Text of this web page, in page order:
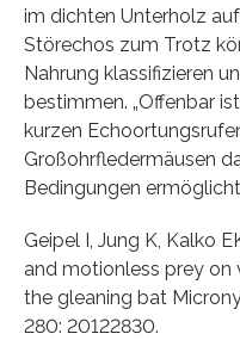
im dichten Unterholz
Störechos zum Trotz
Nahrung klassifizieren
bestimmen. „Offenbar
kurzen
Großohrfledermäusen
Bedingungen
Geipel I, Jung K, Kalko
and motionless prey
the gleaning bat
280: 20122830.